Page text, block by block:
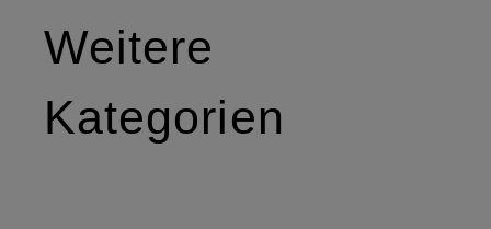
Weitere
Kategorien